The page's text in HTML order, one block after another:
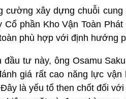
cường xây dựng chuỗi
phần Kho Vận Toàn
phù hợp với định hướng
đầu tư này, ông Osamu
giá rất cao năng lực
là yếu tố then chốt đối